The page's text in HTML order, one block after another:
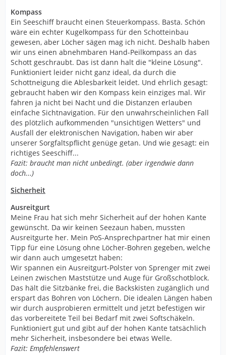
Kompass
Ein Seeschiff braucht einen Steuerkompass. Basta. Schön
wäre ein echter Kugelkompass für den Schotteinbau
gewesen, aber Löcher sägen mag ich nicht. Deshalb haben
wir uns einen abnehmbaren Hand-Peilkompass an das
Schott geschraubt. Das ist dann halt die "kleine Lösung".
Funktioniert leider nicht ganz ideal, da durch die
Schottneigung die Ablesbarkeit leidet. Und ehrlich gesagt:
gebraucht haben wir den Kompass kein einziges mal. Wir
fahren ja nicht bei Nacht und die Distanzen erlauben
einfache Sichtnavigation. Für den unwahrscheinlichen Fall
des plötzlich aufkommenden "unsichtigen Wetters" und
Ausfall der elektronischen Navigation, haben wir aber
unserer Sorgfaltspflicht genüge getan. Und wie gesagt: ein
richtiges Seeschiff...
Fazit: braucht man nicht unbedingt. (aber irgendwie dann
doch...)
Sicherheit
Ausreitgurt
Meine Frau hat sich mehr Sicherheit auf der hohen Kante
gewünscht. Da wir keinen Seezaun haben, mussten
Ausreitgurte her. Mein PoS-Ansprechpartner hat mir einen
Tipp für eine Lösung ohne Löcher-Bohren gegeben, welche
wir dann auch umgesetzt haben:
Wir spannen ein Ausreitgurt-Polster von Sprenger mit zwei
Leinen zwischen Maststütze und Auge für Großschotblock.
Das hält die Sitzbänke frei, die Backskisten zugänglich und
erspart das Bohren von Löchern. Die idealen Längen haben
wir durch ausprobieren ermittelt und jetzt befestigen wir
das vorbereitete Teil bei Bedarf mit zwei Softschäkeln.
Funktioniert gut und gibt auf der hohen Kante tatsächlich
mehr Sicherheit, insbesondere bei etwas Welle.
Fazit: Empfehlenswert